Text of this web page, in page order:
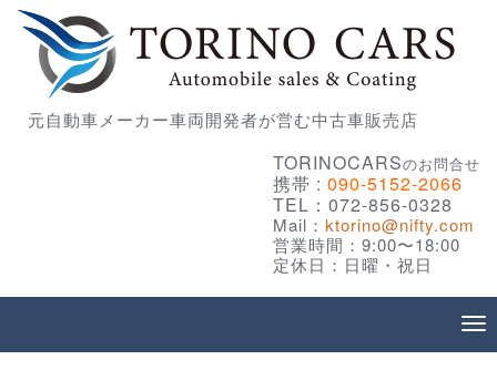
元自動車メーカー車両開発者が営む中古車販売店
TORINOCARSのお問合せ
携帯 : 090-5152-2066
TEL：072-856-0328
Mail： ktorino@nifty.com
営業時間：9:00〜18:00
定休日：日曜・祝日